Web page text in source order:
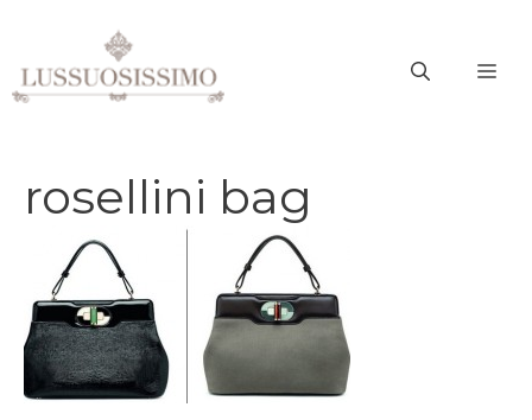
contenuto
rosellini bag